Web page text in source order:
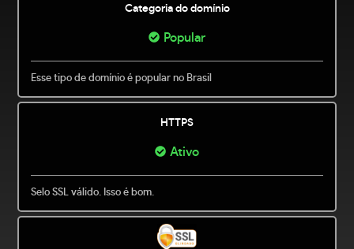
Categoria do domínio
Popular
Esse tipo de domínio é popular no Brasil
HTTPS
Ativo
Selo SSL válido. Isso é bom.